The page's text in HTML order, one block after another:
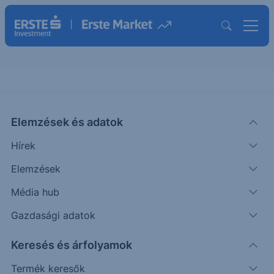
Elemzések és adatok
Hírek
Elemzések
Média hub
Gazdasági adatok
Keresés és árfolyamok
Termék keresők